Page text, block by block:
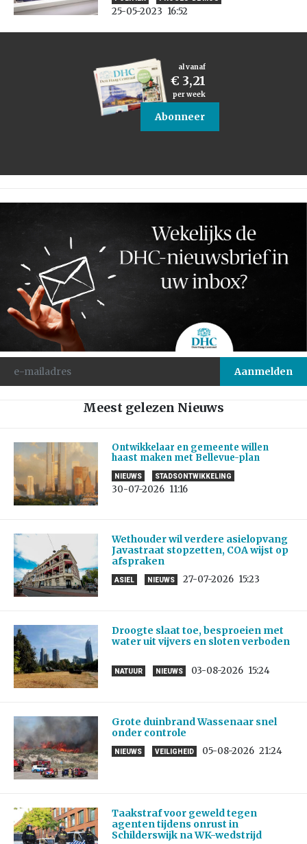
25-05-2023 16:52
al vanaf
€ 3,21
per week
Abonneer
Meest gelezen Nieuws
Ontwikkelaar en gemeente willen
haast maken met Bellevue-plan
NIEUWS STADSONTWIKKELING
30-07-2026 11:16
Wethouder wil verdere asielopvang
Javastraat stopzetten, COA wijst op
afspraken
ASIEL NIEUWS 27-07-2026 15:23
Droogte slaat toe, besproeien met
water uit vijvers en sloten verboden
NATUUR NIEUWS 03-08-2026 15:24
Grote duinbrand Wassenaar snel
onder controle
NIEUWS VEILIGHEID 05-08-2026 21:24
Taakstraf voor geweld tegen
agenten tijdens onrust in
Schilderswijk na WK-wedstrijd